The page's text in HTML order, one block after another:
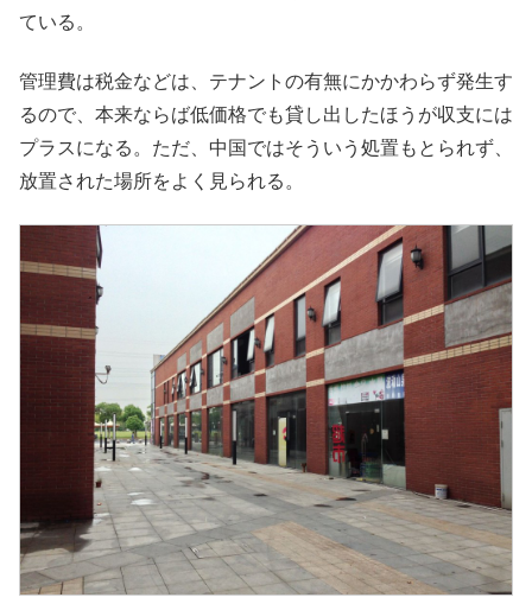
ている。
管理費は税金などは、テナントの有無にかかわらず発生す
るので、本来ならば低価格でも貸し出したほうが収支には
プラスになる。ただ、中国ではそういう処置もとられず、
放置された場所をよく見られる。